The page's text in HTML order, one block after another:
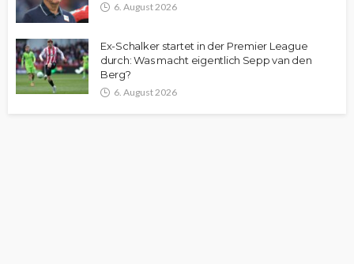
6. August 2026
Ex-Schalker startet in der Premier League
durch: Was macht eigentlich Sepp van den
Berg?
6. August 2026